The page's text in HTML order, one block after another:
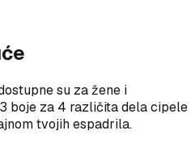
su za žene i
boje za 4 različita dela cipele
tvojih espadrila.